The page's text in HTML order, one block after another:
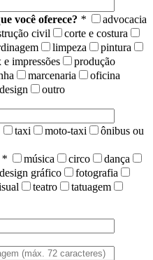
você oferece? *
advocacia
civil
corte e costura
limpeza
pintura
e impressões
produção
marcenaria
oficina
outro
taxi moto-taxi
ônibus ou
* música circo
dança
design gráfico
fotografia
teatro
tatuagem